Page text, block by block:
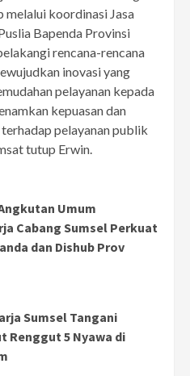
melalui koordinasi Jasa
Bapenda Provinsi
rencana-rencana
inovasi yang
pelayanan kepada
kepuasan dan
pelayanan publik
tutup Erwin.
Umum
Cabang Sumsel Perkuat
dan Dishub Prov
Sumsel Tangani
Renggut 5 Nyawa di